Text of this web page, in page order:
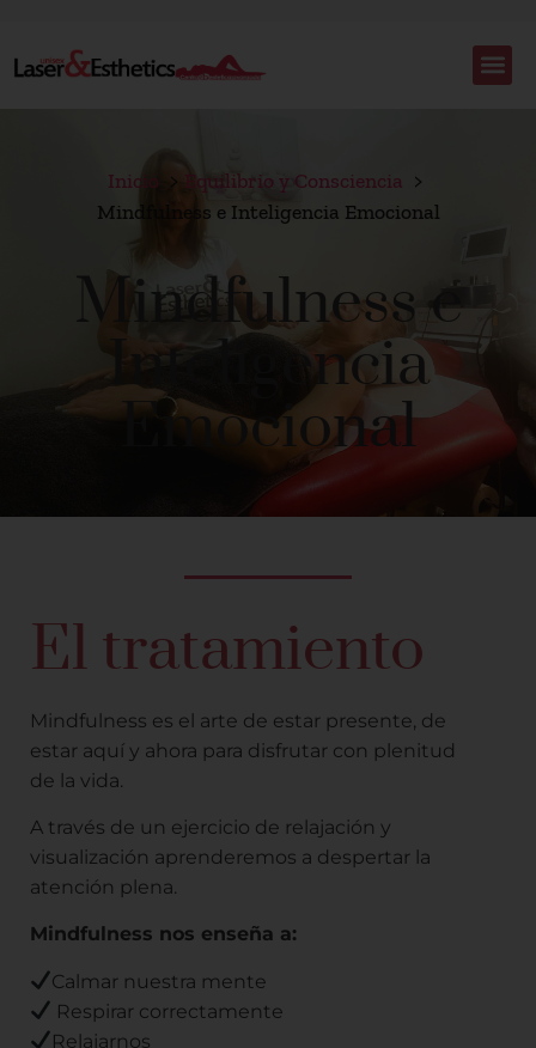
Inicio
Equilibrio y Consciencia
Mindfulness e Inteligencia Emocional
Mindfulness e
Inteligencia
Emocional
El tratamiento
Mindfulness es el arte de estar presente, de
estar aquí y ahora para disfrutar con plenitud
de la vida.
A través de un ejercicio de relajación y
visualización aprenderemos a despertar la
atención plena.
Mindfulness nos enseña a:
Calmar nuestra mente
Respirar correctamente
Relajarnos